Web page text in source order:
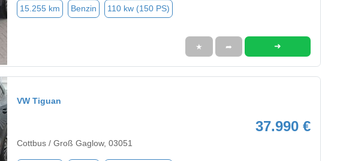
15.255 km Benzin 110 kw (150 PS)
★ ➦ ➜
VW Tiguan
37.990 €
Cottbus / Groß Gaglow, 03051